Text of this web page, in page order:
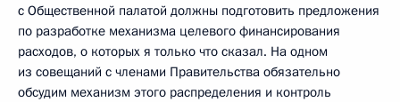
с Общественной палатой должны подготовить предложения
по разработке механизма целевого финансирования
расходов, о которых я только что сказал. На одном
из совещаний с членами Правительства обязательно
обсудим механизм этого распределения и контроль